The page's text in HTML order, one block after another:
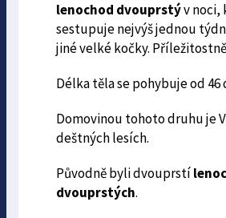
lenochod dvouprstýv noci,
sestupuje nejvýš jednou
jiné velké kočky.
Délka těla se pohybuje od
Domovinou tohoto druhu je
deštných lesích.
Původně byli dvouprstí
dvouprstých.